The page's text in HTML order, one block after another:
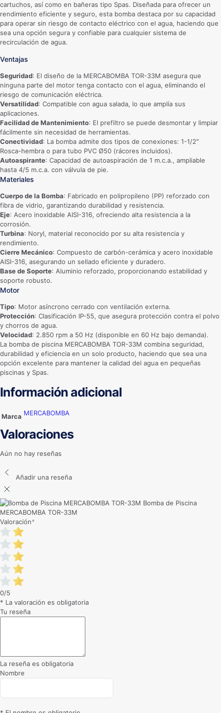
cartuchos, así como en bañeras tipo Spas. Diseñada para ofrecer un
rendimiento eficiente y seguro, esta bomba destaca por su capacidad
para operar sin riesgo de contacto eléctrico con el agua, haciendo que
sea una opción segura y confiable para cualquier sistema de
recirculación de agua.
Ventajas
Seguridad: El diseño de la MERCABOMBA TOR-33M asegura que
ninguna parte del motor tenga contacto con el agua, eliminando el
riesgo de comunicación eléctrica.
Versatilidad: Compatible con agua salada, lo que amplía sus
aplicaciones.
Facilidad de Mantenimiento: El prefiltro se puede desmontar y limpiar
fácilmente sin necesidad de herramientas.
Conectividad: La bomba admite dos tipos de conexiones: 1-1/2″
Rosca-hembra o para tubo PVC Ø50 (rácores incluidos).
Autoaspirante: Capacidad de autoaspiración de 1 m.c.a., ampliable
hasta 4/5 m.c.a. con válvula de pie.
Materiales
Cuerpo de la Bomba: Fabricado en polipropileno (PP) reforzado con
fibra de vidrio, garantizando durabilidad y resistencia.
Eje: Acero inoxidable AISI-316, ofreciendo alta resistencia a la
corrosión.
Turbina: Noryl, material reconocido por su alta resistencia y
rendimiento.
Cierre Mecánico: Compuesto de carbón-cerámica y acero inoxidable
AISI-316, asegurando un sellado eficiente y duradero.
Base de Soporte: Aluminio reforzado, proporcionando estabilidad y
soporte robusto.
Motor
Tipo: Motor asíncrono cerrado con ventilación externa.
Protección: Clasificación IP-55, que asegura protección contra el polvo
y chorros de agua.
Velocidad: 2.850 rpm a 50 Hz (disponible en 60 Hz bajo demanda).
La bomba de piscina MERCABOMBA TOR-33M combina seguridad,
durabilidad y eficiencia en un solo producto, haciendo que sea una
opción excelente para mantener la calidad del agua en pequeñas
piscinas y Spas.
Información adicional
Marca MERCABOMBA
Valoraciones
Aún no hay reseñas
Añadir una reseña
Bomba de Piscina
MERCABOMBA TOR-33M
Valoración*
0/5
* La valoración es obligatoria
Tu reseña
La reseña es obligatoria
Nombre